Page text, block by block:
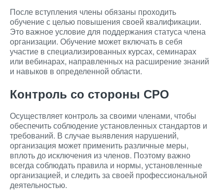
После вступления члены обязаны проходить
обучение с целью повышения своей квалификации.
Это важное условие для поддержания статуса члена
организации. Обучение может включать в себя
участие в специализированных курсах, семинарах
или вебинарах, направленных на расширение знаний
и навыков в определенной области.
Контроль со стороны СРО
Осуществляет контроль за своими членами, чтобы
обеспечить соблюдение установленных стандартов и
требований. В случае выявления нарушений,
организация может применить различные меры,
вплоть до исключения из членов. Поэтому важно
всегда соблюдать правила и нормы, установленные
организацией, и следить за своей профессиональной
деятельностью.